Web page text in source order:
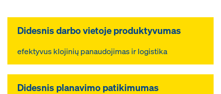
Didesnis darbo vietoje produktyvumas
efektyvus klojinių panaudojimas ir logistika
Didesnis planavimo patikimumas